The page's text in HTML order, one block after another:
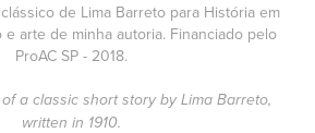
de Lima Barreto para História em
arte de minha autoria. Financiado pelo
ProAC SP - 2018.
a classic short story by Lima Barreto,
written in 1910.